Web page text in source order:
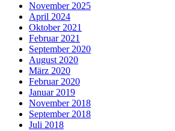
November 2025
April 2024
Oktober 2021
Februar 2021
September 2020
August 2020
März 2020
Februar 2020
Januar 2019
November 2018
September 2018
Juli 2018